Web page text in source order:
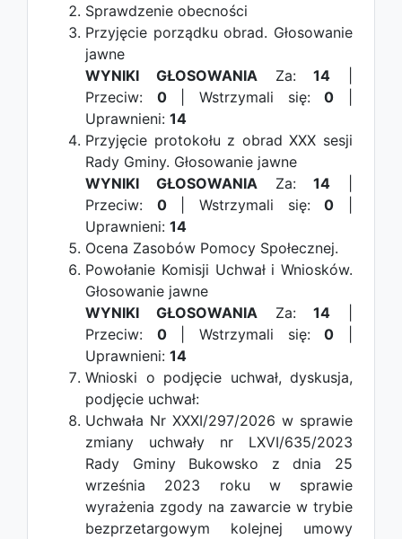
Sprawdzenie obecności
Przyjęcie porządku obrad. Głosowanie
jawne
WYNIKI GŁOSOWANIAZa:14
Przeciw: 0| Wstrzymali się:0
Uprawnieni: 14
Przyjęcie protokołu z obrad XXX sesji
Rady Gminy. Głosowanie jawne
WYNIKI GŁOSOWANIAZa:14
Przeciw: 0| Wstrzymali się:0
Uprawnieni: 14
Ocena Zasobów Pomocy Społecznej.
Powołanie Komisji Uchwał i Wniosków.
Głosowanie jawne
WYNIKI GŁOSOWANIAZa:14
Przeciw: 0| Wstrzymali się:0
Uprawnieni: 14
Wnioski o podjęcie uchwał, dyskusja,
podjęcie uchwał:
Uchwała Nr XXXI/297/2026 w sprawie
zmiany uchwały nr LXVI/635/2023
Rady Gminy Bukowsko z dnia 25
września 2023 roku w sprawie
wyrażenia zgody na zawarcie w trybie
bezprzetargowym kolejnej umowy